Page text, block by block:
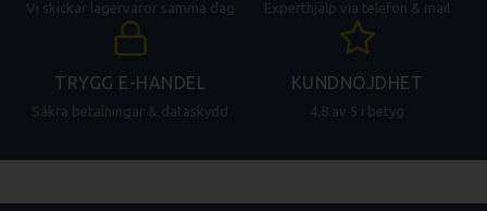
Vi skickar lagervaror samma dag Experthjälp via telefon & mail
TRYGG E-HANDEL
Säkra betalningar & dataskydd
KUNDNÖJDHET
4.8 av 5 i betyg